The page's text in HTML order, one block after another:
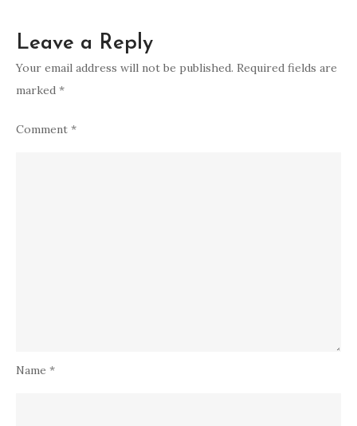
Leave a Reply
Your email address will not be published. Required fields are
marked *
Comment *
Name *